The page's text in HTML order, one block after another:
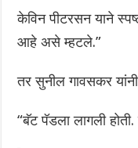
केविन पीटरसन याने
आहे असे म्हटले.”
तर सुनील गावसकर
“बॅट पॅडला लागली